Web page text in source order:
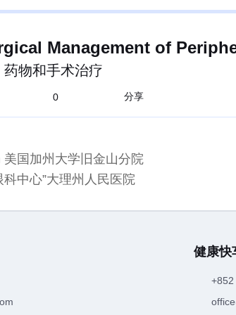
Management of
物和手术治疗
0 分享
国加州大学旧金山分院
中心”大理州人民医院
健康快